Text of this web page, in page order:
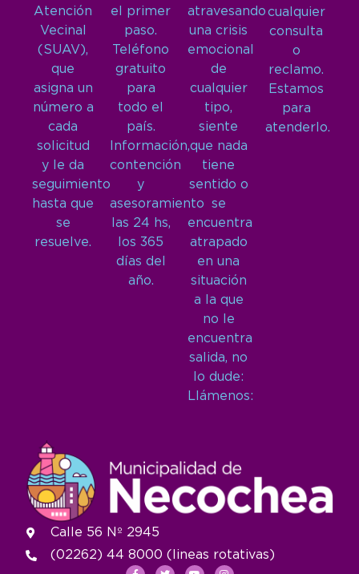
Atención
Vecinal
(SUAV),
que
asigna un
número a
cada
solicitud
y le da
seguimiento
hasta que
se
resuelve.
el primer
paso.
Teléfono
gratuito
para
todo el
país.
Información,
contención
y
asesoramiento
las 24 hs,
los 365
días del
año.
atravesando
una crisis
emocional
de
cualquier
tipo,
siente
que nada
tiene
sentido o
se
encuentra
atrapado
en una
situación
a la que
no le
encuentra
salida, no
lo dude:
Llámenos:
cualquier
consulta
o
reclamo.
Estamos
para
atenderlo.
Calle 56 Nº 2945
(02262) 44 8000 (lineas rotativas)